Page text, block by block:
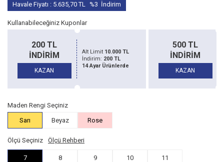
Havale Fiyatı : 5.635,70TL %3 İndirim
Kullanabileceğiniz Kuponlar
500 TL
İNDİRİM
KAZAN
Alt Limit 20.000 TL
İndirim: 500 TL
14 Ayar Ürünlerde
1500 TL
İNDİRİM
KAZAN
Maden Rengi Seçiniz
Sarı
Beyaz Rose
Ölçü Seçiniz Ölçü Rehberi
7 8 9 10 11